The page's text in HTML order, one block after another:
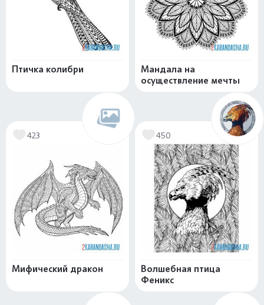
Птичка колибри
Мандала на
осуществление мечты
423
Мифический дракон
450
Волшебная птица
Феникс